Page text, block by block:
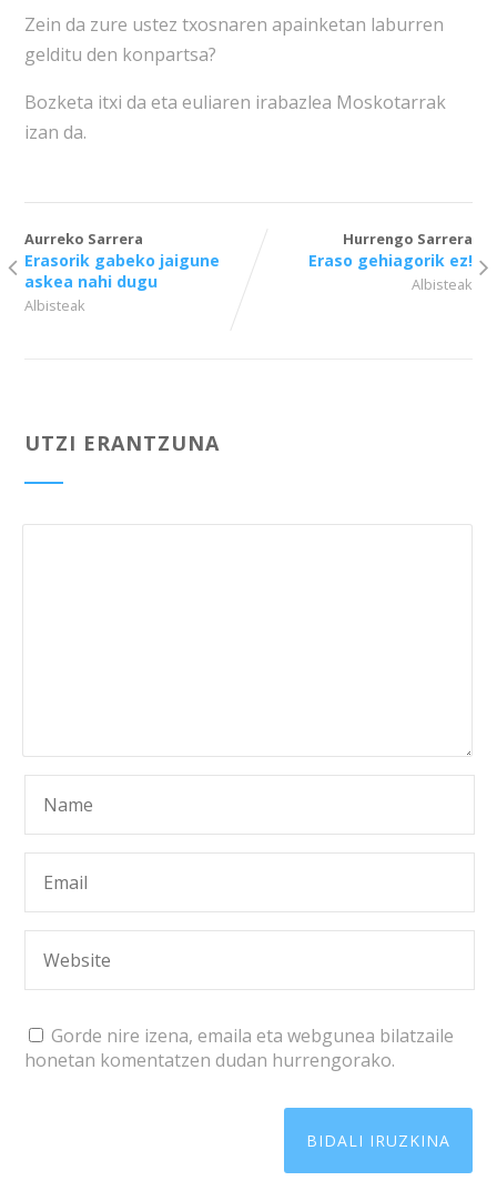
Zein da zure ustez txosnaren apainketan laburren
gelditu den konpartsa?
Bozketa itxi da eta euliaren irabazlea Moskotarrak
izan da.
Aurreko Sarrera
Erasorik gabeko jaigune
askea nahi dugu
Albisteak
Hurrengo Sarrera
Eraso gehiagorik ez!
Albisteak
UTZI ERANTZUNA
Gorde nire izena, emaila eta webgunea bilatzaile
honetan komentatzen dudan hurrengorako.